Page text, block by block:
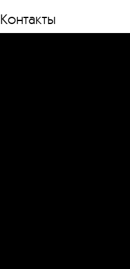
Контакты